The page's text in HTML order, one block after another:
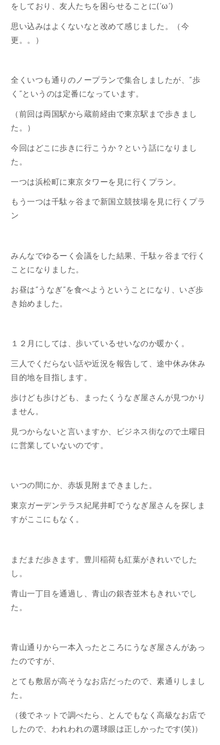
をしており、友人たちを困らせることに(‘ω’)
思い込みはよくないなと改めて感じました。（今
更。。）
全くいつも通りのノープランで集合しましたが、”歩
く”というのは定番になっています。
（前回は両国駅から蔵前経由で東京駅まで歩きまし
た。）
今回はどこに歩きに行こうか？という話になりまし
た。
一つは浜松町に東京タワーを見に行くプラン。
もう一つは千駄ヶ谷まで新国立競技場を見に行くプラ
ン
みんなでゆるーく会議をした結果、千駄ヶ谷まで行く
ことになりました。
お昼は”うなぎ”を食べようということになり、いざ歩
き始めました。
１２月にしては、歩いているせいなのか暖かく。
三人でくだらない話や近況を報告して、途中休み休み
目的地を目指します。
歩けども歩けども、まったくうなぎ屋さんが見つかり
ません。
見つからないと言いますか、ビジネス街なので土曜日
に営業していないのです。
いつの間にか、赤坂見附まできました。
東京ガーデンテラス紀尾井町でうなぎ屋さんを探しま
すがここにもなく。
まだまだ歩きます。豊川稲荷も紅葉がきれいでした
し。
青山一丁目を通過し、青山の銀杏並木もきれいでし
た。
青山通りから一本入ったところにうなぎ屋さんがあっ
たのですが、
とても敷居が高そうなお店だったので、素通りしまし
た。
（後でネットで調べたら、とんでもなく高級なお店で
したので、われわれの選球眼は正しかったです(笑)）